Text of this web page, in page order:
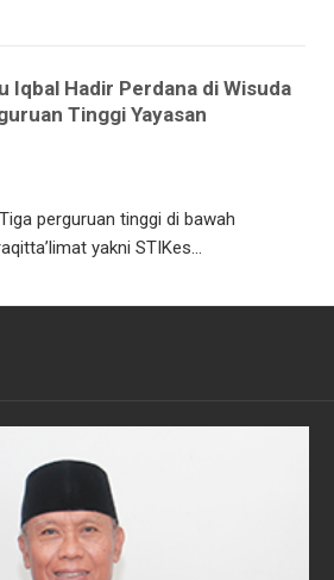
Iqbal Hadir Perdana di Wisuda
Tinggi Yayasan
perguruan tinggi di bawah
yakni STIKes...